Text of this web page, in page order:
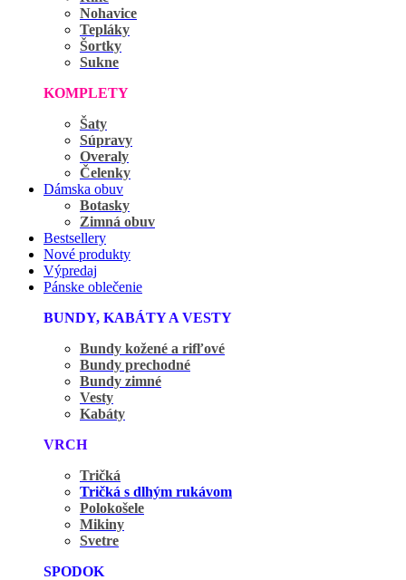
Nohavice
Tepláky
Šortky
Sukne
KOMPLETY
Šaty
Súpravy
Overaly
Čelenky
Dámska obuv
Botasky
Zimná obuv
Bestsellery
Nové produkty
Výpredaj
Pánske oblečenie
BUNDY, KABÁTY A VESTY
Bundy kožené a rifľové
Bundy prechodné
Bundy zimné
Vesty
Kabáty
VRCH
Tričká
Tričká s dlhým rukávom
Polokošele
Mikiny
Svetre
SPODOK